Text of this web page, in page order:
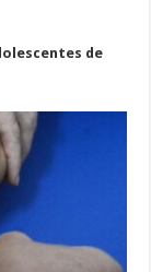
de